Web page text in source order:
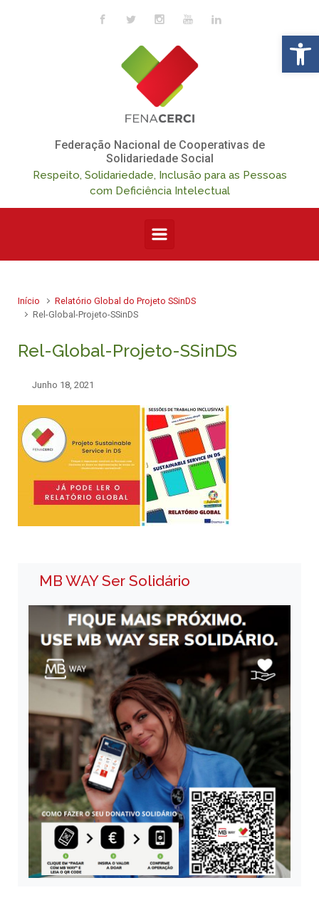
Skip to main content
Federação Nacional de Cooperativas de
Solidariedade Social
Respeito, Solidariedade, Inclusão para as Pessoas
com Deficiência Intelectual
Início
Relatório Global do Projeto SSinDS
Rel-Global-Projeto-SSinDS
Rel-Global-Projeto-SSinDS
Junho 18, 2021
MB WAY Ser Solidário